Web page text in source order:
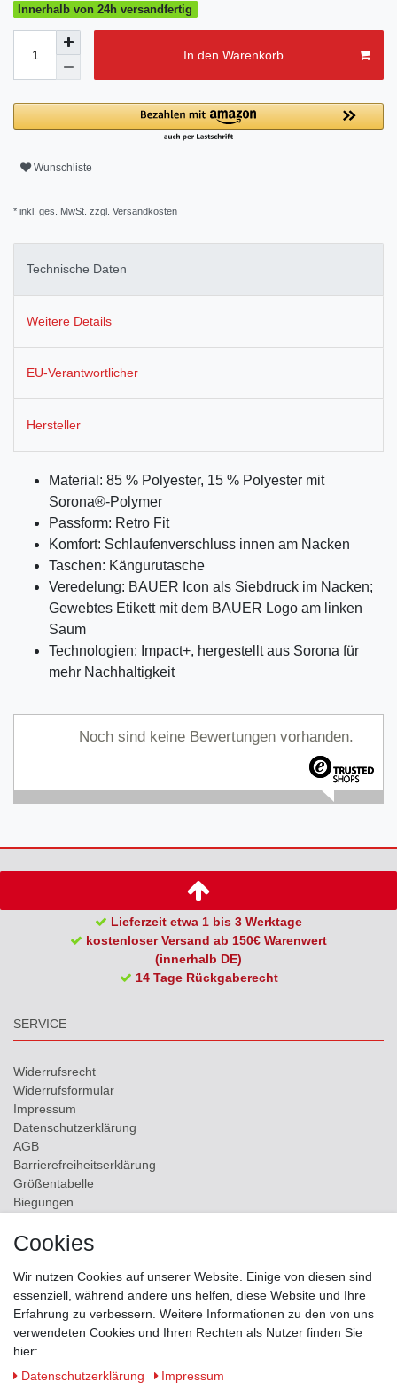
Innerhalb von 24h versandfertig
In den Warenkorb
Wunschliste
* inkl. ges. MwSt. zzgl. Versandkosten
Technische Daten
Weitere Details
EU-Verantwortlicher
Hersteller
Material: 85 % Polyester, 15 % Polyester mit
Sorona®-Polymer
Passform: Retro Fit
Komfort: Schlaufenverschluss innen am Nacken
Taschen: Kängurutasche
Veredelung: BAUER Icon als Siebdruck im Nacken;
Gewebtes Etikett mit dem BAUER Logo am linken
Saum
Technologien: Impact+, hergestellt aus Sorona für
mehr Nachhaltigkeit
Noch sind keine Bewertungen vorhanden.
Lieferzeit etwa 1 bis 3 Werktage
kostenloser Versand ab 150€ Warenwert
(innerhalb DE)
14 Tage Rückgaberecht
SERVICE
Widerrufs­recht
Widerrufs­formular
Impressum
Daten­schutz­erklärung
AGB
Barrierefreiheitserklärung
Größentabelle
Biegungen
Kontakt
ZAHLUNGSMÖGLICHKEITEN
Cookies
Wir nutzen Cookies auf unserer Website. Einige von diesen sind
essenziell, während andere uns helfen, diese Website und Ihre
Erfahrung zu verbessern. Weitere Informationen zu den von uns
verwendeten Cookies und Ihren Rechten als Nutzer finden Sie
hier:
Daten­schutz­erklärung
Impressum